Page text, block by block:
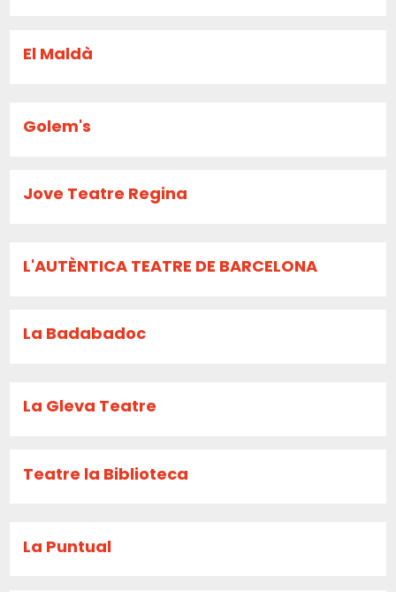
El Maldà
Golem's
Jove Teatre Regina
L'AUTÈNTICA TEATRE DE BARCELONA
La Badabadoc
La Gleva Teatre
Teatre la Biblioteca
La Puntual